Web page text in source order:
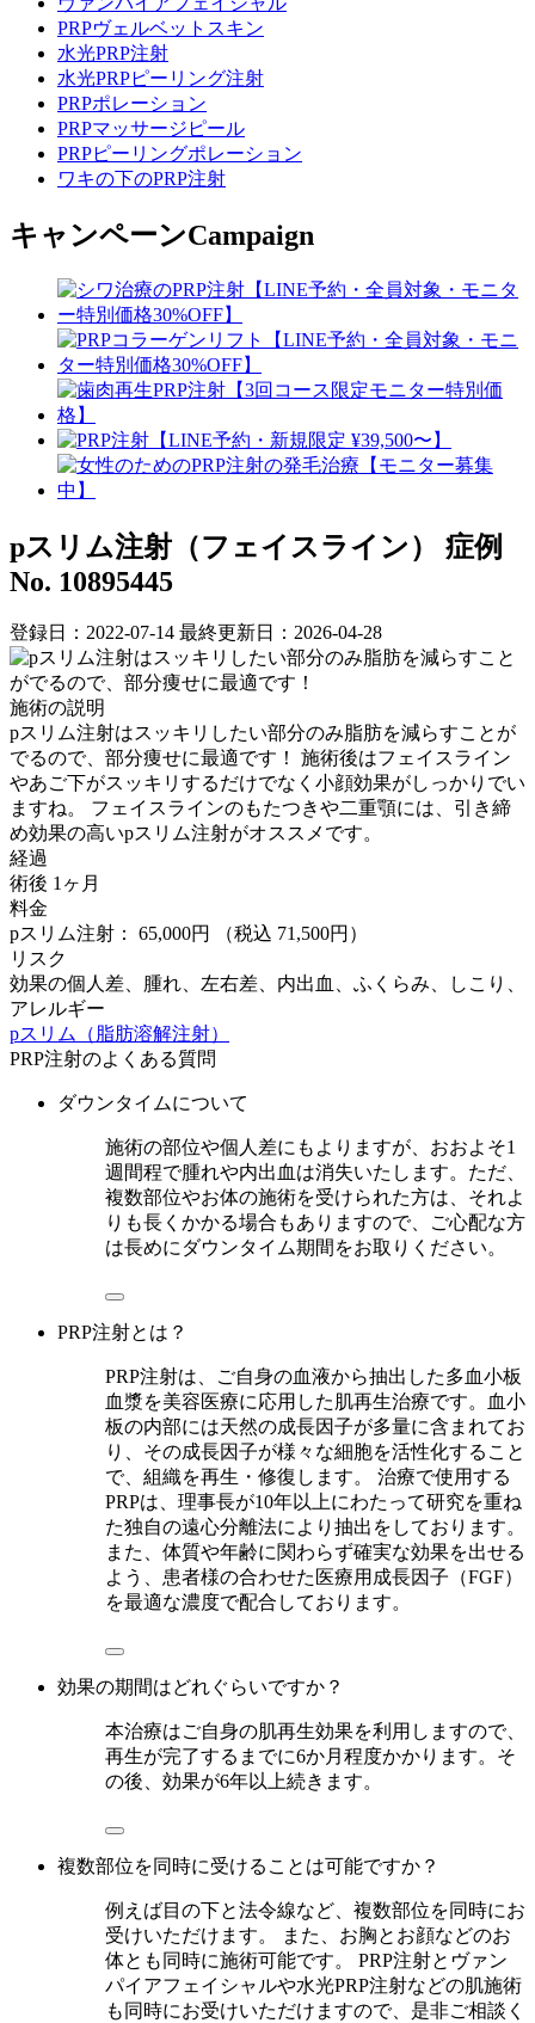
PRPヴェルベットスキン
水光PRP注射
水光PRPピーリング注射
PRPポレーション
PRPマッサージピール
PRPピーリングポレーション
ワキの下のPRP注射
キャンペーンCampaign
pスリム注射（フェイスライン）
症例
No. 10895445
登録日：2022-07-14 最終更新日：2026-04-28
施術の説明
pスリム注射はスッキリしたい部分のみ脂肪を減らすことが
でるので、部分痩せに最適です！ ⁡施術後はフェイスライン
やあご下がスッキリするだけでなく小顔効果がしっかりでい
ますね。 フェイスラインのもたつきや二重顎には、引き締
め効果の高いpスリム注射がオススメです。 ⁡
経過
術後 1ヶ月
料金
pスリム注射： 65,000円
（税込 71,500円）
リスク
効果の個人差、腫れ、左右差、内出血、ふくらみ、しこり、
アレルギー
pスリム（脂肪溶解注射）
PRP注射のよくある質問
ダウンタイムについて
施術の部位や個人差にもよりますが、おおよそ1
週間程で腫れや内出血は消失いたします。ただ、
複数部位やお体の施術を受けられた方は、それよ
りも長くかかる場合もありますので、ご心配な方
は長めにダウンタイム期間をお取りください。
PRP注射とは？
PRP注射は、ご自身の血液から抽出した多血小板
血漿を美容医療に応用した肌再生治療です。血小
板の内部には天然の成長因子が多量に含まれてお
り、その成長因子が様々な細胞を活性化すること
で、組織を再生・修復します。 治療で使用する
PRPは、理事長が10年以上にわたって研究を重ね
た独自の遠心分離法により抽出をしております。
また、体質や年齢に関わらず確実な効果を出せる
よう、患者様の合わせた医療用成長因子（FGF）
を最適な濃度で配合しております。
効果の期間はどれぐらいですか？
本治療はご自身の肌再生効果を利用しますので、
再生が完了するまでに6か月程度かかります。そ
の後、効果が6年以上続きます。
複数部位を同時に受けることは可能ですか？
例えば目の下と法令線など、複数部位を同時にお
受けいただけます。 また、お胸とお顔などのお
体とも同時に施術可能です。 PRP注射とヴァン
パイアフェイシャルや水光PRP注射などの肌施術
も同時にお受けいただけますので、是非ご相談く